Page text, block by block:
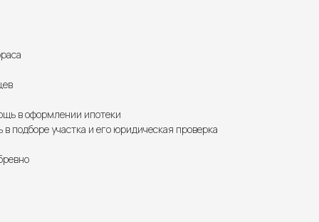
в оформлении ипотеки
подборе участка и его юридическая проверка